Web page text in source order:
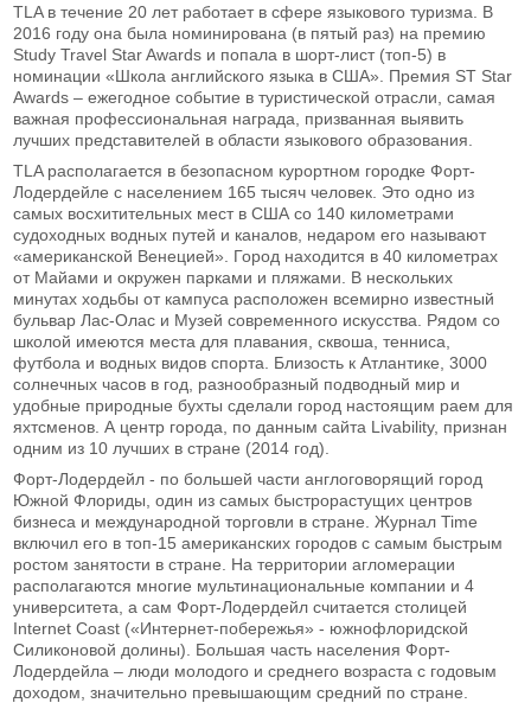
TLA в течение 20 лет работает в сфере языкового туризма. В
2016 году она была номинирована (в пятый раз) на премию
Study Travel Star Awards и попала в шорт-лист (топ-5) в
номинации «Школа английского языка в США». Премия ST Star
Awards – ежегодное событие в туристической отрасли, самая
важная профессиональная награда, призванная выявить
лучших представителей в области языкового образования.
TLA располагается в безопасном курортном городке Форт-
Лодердейле с населением 165 тысяч человек. Это одно из
самых восхитительных мест в США со 140 километрами
судоходных водных путей и каналов, недаром его называют
«американской Венецией». Город находится в 40 километрах
от Майами и окружен парками и пляжами. В нескольких
минутах ходьбы от кампуса расположен всемирно известный
бульвар Лас-Олас и Музей современного искусства. Рядом со
школой имеются места для плавания, сквоша, тенниса,
футбола и водных видов спорта. Близость к Атлантике, 3000
солнечных часов в год, разнообразный подводный мир и
удобные природные бухты сделали город настоящим раем для
яхтсменов. А центр города, по данным сайта Livability, признан
одним из 10 лучших в стране (2014 год).
Форт-Лодердейл - по большей части англоговорящий город
Южной Флориды, один из самых быстрорастущих центров
бизнеса и международной торговли в стране. Журнал Time
включил его в топ-15 американских городов с самым быстрым
ростом занятости в стране. На территории агломерации
располагаются многие мультинациональные компании и 4
университета, а сам Форт-Лодердейл считается столицей
Internet Coast («Интернет-побережья» - южнофлоридской
Силиконовой долины). Большая часть населения Форт-
Лодердейла – люди молодого и среднего возраста с годовым
доходом, значительно превышающим средний по стране.